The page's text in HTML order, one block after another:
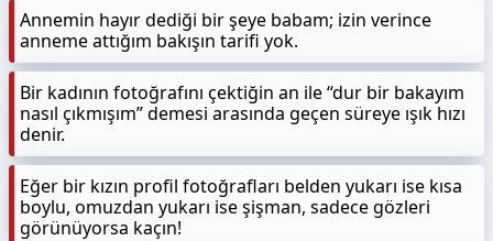
Annemin hayır dediği bir şeye babam; izin verince
anneme attığım bakışın tarifi yok.
Bir kadının fotoğrafını çektiğin an ile “dur bir bakayım
nasıl çıkmışım” demesi arasında geçen süreye ışık hızı
denir.
Eğer bir kızın profil fotoğrafları belden yukarı ise kısa
boylu, omuzdan yukarı ise şişman, sadece gözleri
görünüyorsa kaçın!